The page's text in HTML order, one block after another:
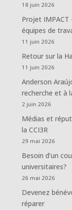
18 juin 2026
Projet
équipes de
11 juin 2026
Retour sur la
11 juin 2026
Anderson
recherche et à
2 juin 2026
Médias et
la CCI3R
29 mai 2026
Besoin d’un
universitaires?
26 mai 2026
Devenez
réparer